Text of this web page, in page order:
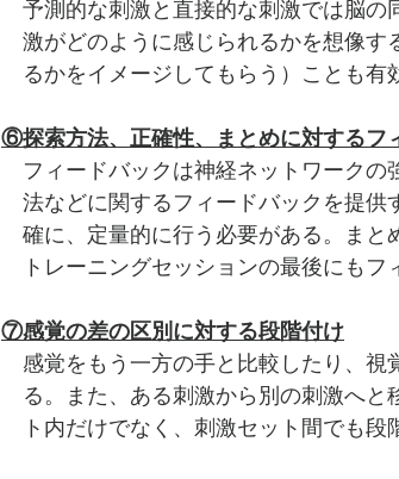
予測的な刺激と直接的な刺激では脳の
激がどのように感じられるかを想像す
るかをイメージしてもらう）ことも有
⑥探索方法、正確性、まとめに対するフ
フィードバックは神経ネットワークの
法などに関するフィードバックを提供
確に、定量的に行う必要がある。まと
トレーニングセッションの最後にもフ
⑦感覚の差の区別に対する段階付け
感覚をもう一方の手と比較したり、視
る。また、ある刺激から別の刺激へと
ト内だけでなく、刺激セット間でも段